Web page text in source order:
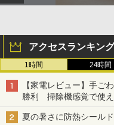
アクセスランキング
1時間 24時間
【家電レビュー】手ご
勝利 掃除機感覚で使え
夏の暑さに防熱シール